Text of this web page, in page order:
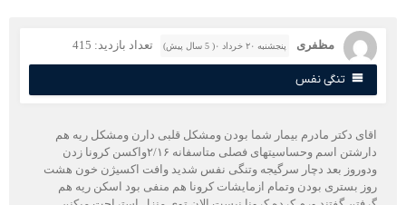
مظفری پنجشنبه ۲۰ خرداد ۰( 5 سال پیش) تعداد بازدید: 415
تنگی نفس
دکتر مادرم بیمار شما بودن ومشکل قلبی دارن ومشکل ریه هم
دارشتن اسم وحساسیتهای فصلی متاسفانه ۲/۱۶واکسن کرونا زدن
بعد دچار سرگیجه وتنگی نفس شدید وافت اکسیژن خون هشت
بستری بودن وتمام ازمایشات کرونا هم منفی بود اسکن ریه هم